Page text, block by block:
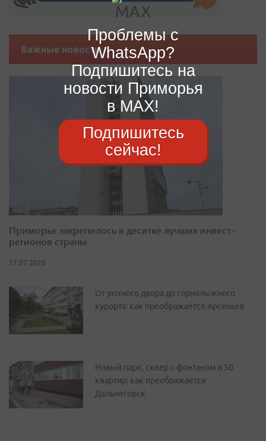
Важные новости
Приморье закрепилось в десятке лучших инвест-
регионов страны
17.07.2026
От уютного двора до горнолыжного
курорта: как преображается Арсеньев
Новый парк, сквер с фонтаном и 50
квартир: как преображается
Дальнегорск
Проблемы с
WhatsApp?
Подпишитесь на
новости Приморья
в MAX!
Подпишитесь
сейчас!